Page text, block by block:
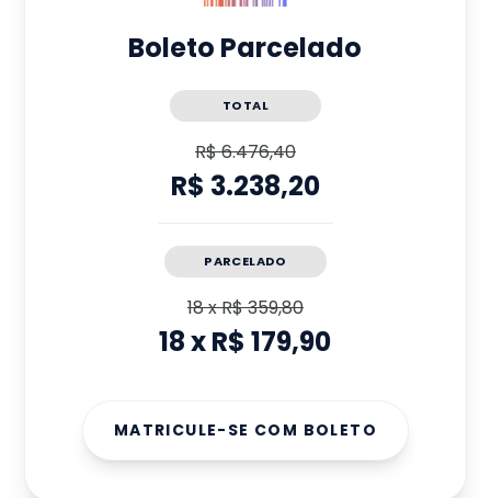
Boleto Parcelado
TOTAL
R$ 6.476,40
R$ 3.238,20
PARCELADO
18xR$ 359,80
18xR$ 179,90
MATRICULE-SE COM BOLETO